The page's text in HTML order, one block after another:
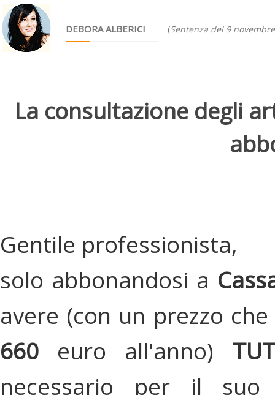
DEBORA ALBERICI (Sentenza del 9 novembre
La consultazione degli
Gentile professionista,
solo abbonandosi a
avere (con un prezzo
660 euro all'anno)
necessario per il suo